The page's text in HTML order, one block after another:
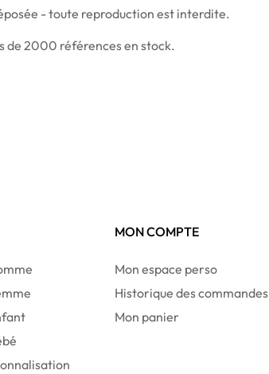
- toute reproduction est interdite.
de 2000 références en stock.
MON COMPTE
Mon espace perso
Historique des commandes
Mon panier